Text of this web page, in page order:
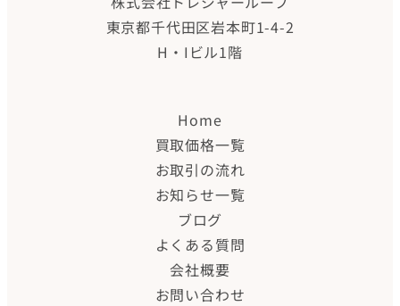
東京都千代田区岩本町1-4-2
H・Iビル1階
Home
買取価格一覧
お取引の流れ
お知らせ一覧
ブログ
よくある質問
会社概要
お問い合わせ